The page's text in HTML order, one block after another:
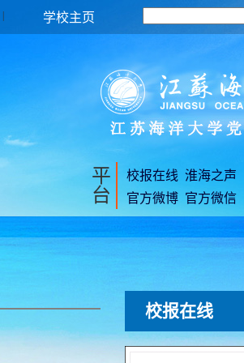
学校主页
平
台
校报在线 淮海之声
官方微博 官方微信
校报在线